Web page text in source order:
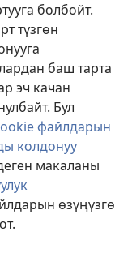
болбойт.
түзгөн
баш тарта
эч качан
Бул
файлдарын
колдонуу
макаланы
өзүңүзгө
of Pennsylvania.